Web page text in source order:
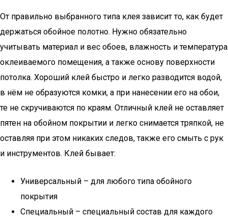
От правильно выбранного типа клея зависит то, как будет
держаться обойное полотно. Нужно обязательно
учитывать материал и вес обоев, влажность и температура
оклеиваемого помещения, а также основу поверхности
потолка. Хороший клей быстро и легко разводится водой,
в нём не образуются комки, а при нанесении его на обои,
те не скручиваются по краям. Отличный клей не оставляет
пятен на обойном покрытии и легко снимается тряпкой, не
оставляя при этом никаких следов, также его смыть с рук
и инструментов. Клей бывает:
Универсальный – для любого типа обойного
покрытия
Специальный – специальный состав для каждого